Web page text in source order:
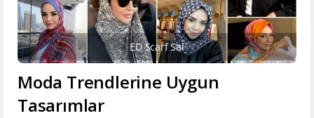
ED Scarf Sal
Moda Trendlerine Uygun
Tasarımlar